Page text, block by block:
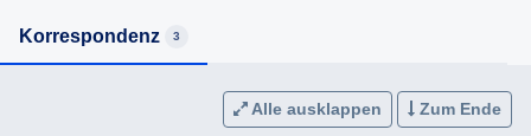
Korrespondenz 3
Alle ausklappen Zum Ende